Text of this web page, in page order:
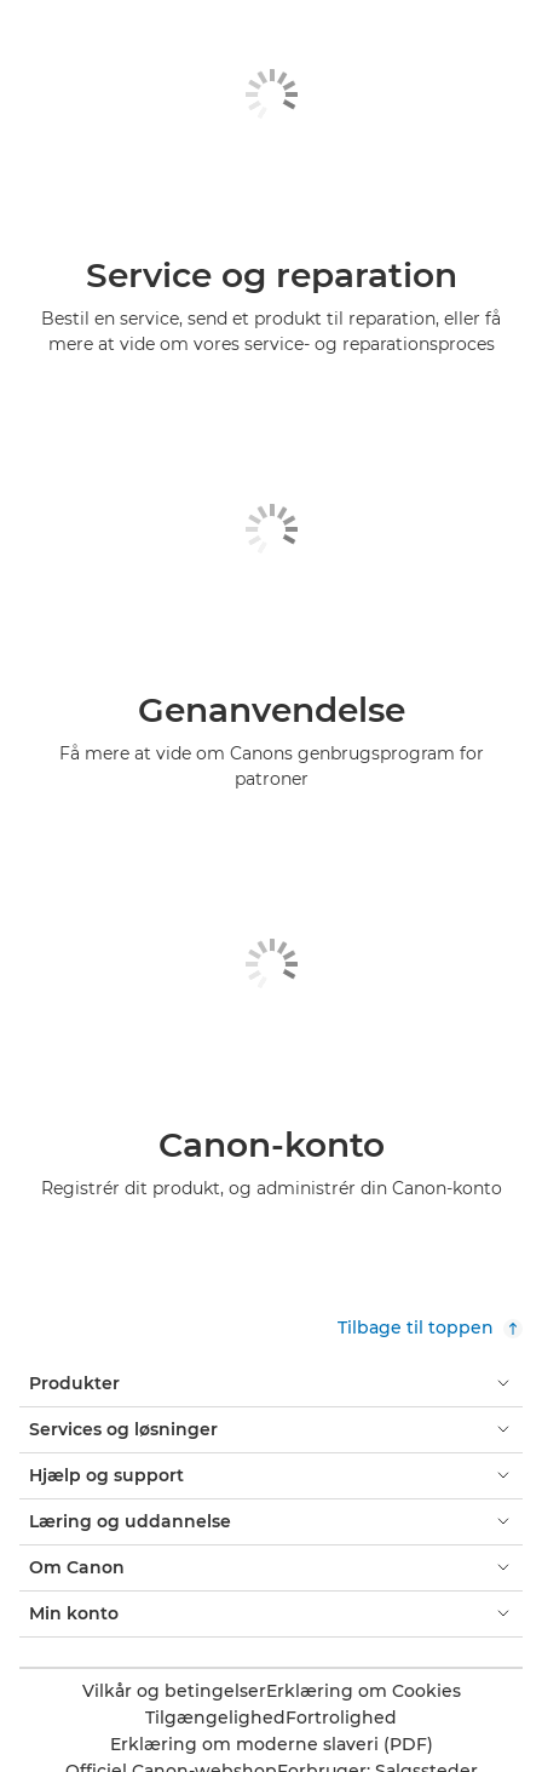
Service og reparation
Bestil en service, send et produkt til reparation, eller få
mere at vide om vores service- og reparationsproces
Genanvendelse
Få mere at vide om Canons genbrugsprogram for
patroner
Canon-konto
Registrér dit produkt, og administrér din Canon-konto
Tilbage til toppen
Produkter
Services og løsninger
Hjælp og support
Læring og uddannelse
Om Canon
Min konto
Vilkår og betingelserErklæring om Cookies
TilgængelighedFortrolighed
Erklæring om moderne slaveri (PDF)